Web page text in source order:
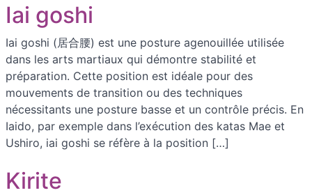
Iai goshi
Iai goshi (居合腰) est une posture agenouillée utilisée
dans les arts martiaux qui démontre stabilité et
préparation. Cette position est idéale pour des
mouvements de transition ou des techniques
nécessitants une posture basse et un contrôle précis. En
Iaido, par exemple dans l’exécution des katas Mae et
Ushiro, iai goshi se réfère à la position […]
Kirite